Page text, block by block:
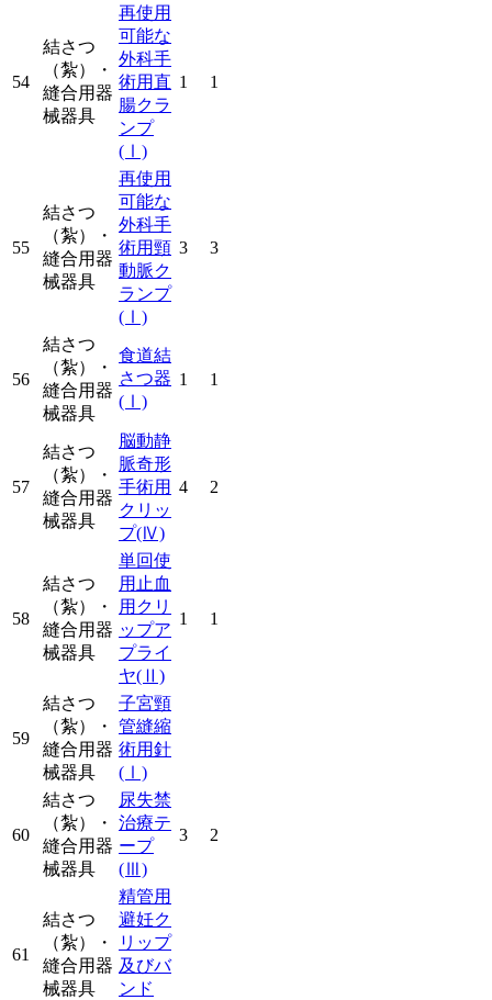
54
結さつ
（紮）・
縫合用器
械器具
再使用
可能な
外科手
術用直
腸クラ
ンプ
(Ⅰ)
1 1
55
結さつ
（紮）・
縫合用器
械器具
再使用
可能な
外科手
術用頸
動脈ク
ランプ
(Ⅰ)
3 3
56
結さつ
（紮）・
縫合用器
械器具
食道結
さつ器
(Ⅰ)
1 1
57
結さつ
（紮）・
縫合用器
械器具
脳動静
脈奇形
手術用
クリッ
プ(Ⅳ)
4 2
58
結さつ
（紮）・
縫合用器
械器具
単回使
用止血
用クリ
ップア
プライ
ヤ(Ⅱ)
1 1
59
結さつ
（紮）・
縫合用器
械器具
子宮頸
管縫縮
術用針
(Ⅰ)
60
結さつ
（紮）・
縫合用器
械器具
尿失禁
治療テ
ープ
(Ⅲ)
3 2
61
結さつ
（紮）・
縫合用器
械器具
精管用
避妊ク
リップ
及びバ
ンド